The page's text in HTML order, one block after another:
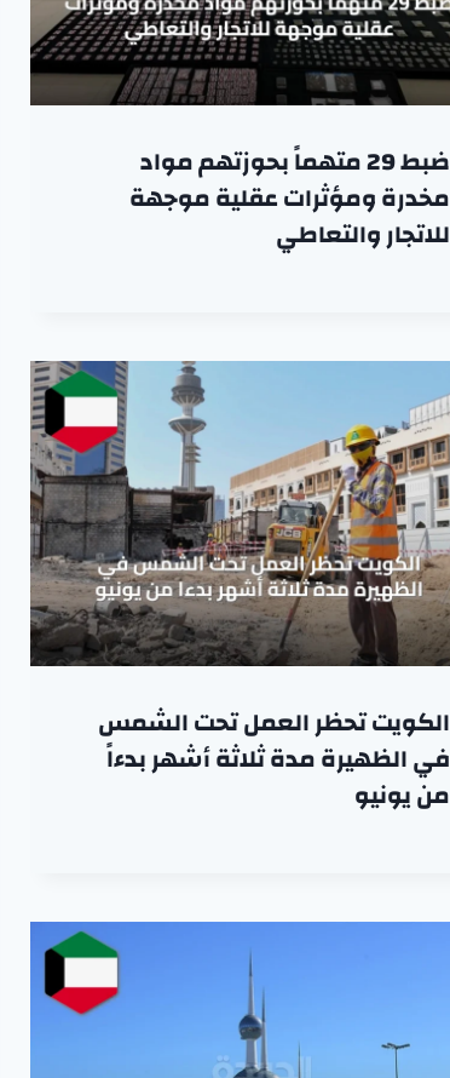
ضبط 29 متهماً بحوزتهم مواد
مخدرة ومؤثرات عقلية موجهة
للاتجار والتعاطي
الكويت تحظر العمل تحت الشمس
في الظهيرة مدة ثلاثة أشهر بدءاً
من يونيو